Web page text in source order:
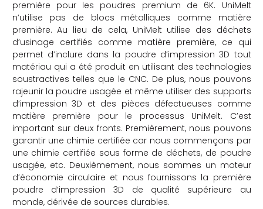
première pour les poudres premium de 6K. UniMelt
n’utilise pas de blocs métalliques comme matière
première. Au lieu de cela, UniMelt utilise des déchets
d’usinage certifiés comme matière première, ce qui
permet d’inclure dans la poudre d’impression 3D tout
matériau qui a été produit en utilisant des technologies
soustractives telles que le CNC. De plus, nous pouvons
rajeunir la poudre usagée et même utiliser des supports
d’impression 3D et des pièces défectueuses comme
matière première pour le processus UniMelt. C’est
important sur deux fronts. Premièrement, nous pouvons
garantir une chimie certifiée car nous commençons par
une chimie certifiée sous forme de déchets, de poudre
usagée, etc. Deuxièmement, nous sommes un moteur
d’économie circulaire et nous fournissons la première
poudre d’impression 3D de qualité supérieure au
monde, dérivée de sources durables.